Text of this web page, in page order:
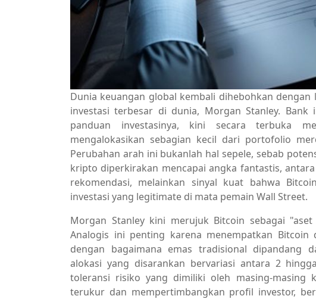
Dunia keuangan global kembali dihebohkan
investasi terbesar di dunia, Morgan Stanley.
panduan investasinya, kini secara terbuka
mengalokasikan sebagian kecil dari portofolio
Perubahan arah ini bukanlah hal sepele, sebab
kripto diperkirakan mencapai angka fantastis,
rekomendasi, melainkan sinyal kuat bahwa
investasi yang legitimate di mata pemain Wall Street.
Morgan Stanley kini merujuk Bitcoin sebagai
Analogis ini penting karena menempatkan
dengan bagaimana emas tradisional dipandang
alokasi yang disarankan bervariasi antara 2
toleransi risiko yang dimiliki oleh masing-masing
terukur dan mempertimbangkan profil investor,